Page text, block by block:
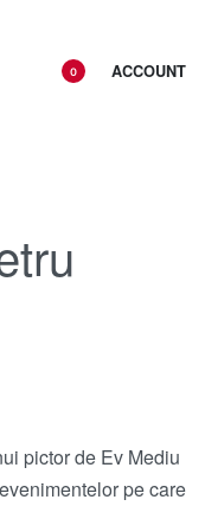
0 ACCOUNT
pictor de Ev Mediu
pe care